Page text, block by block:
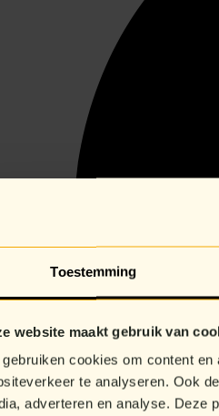
Toestemming
website maakt gebruik van
gebruiken cookies om content
te analyseren. Ook
adverteren en analyse. Deze